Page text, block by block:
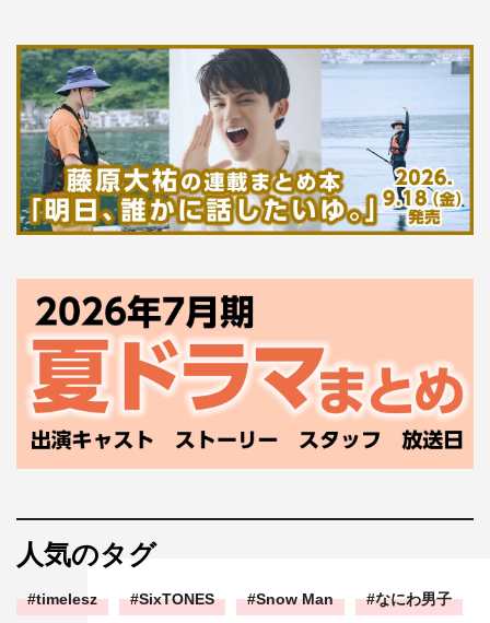
人気のタグ
timelesz SixTONES Snow Man なにわ男子